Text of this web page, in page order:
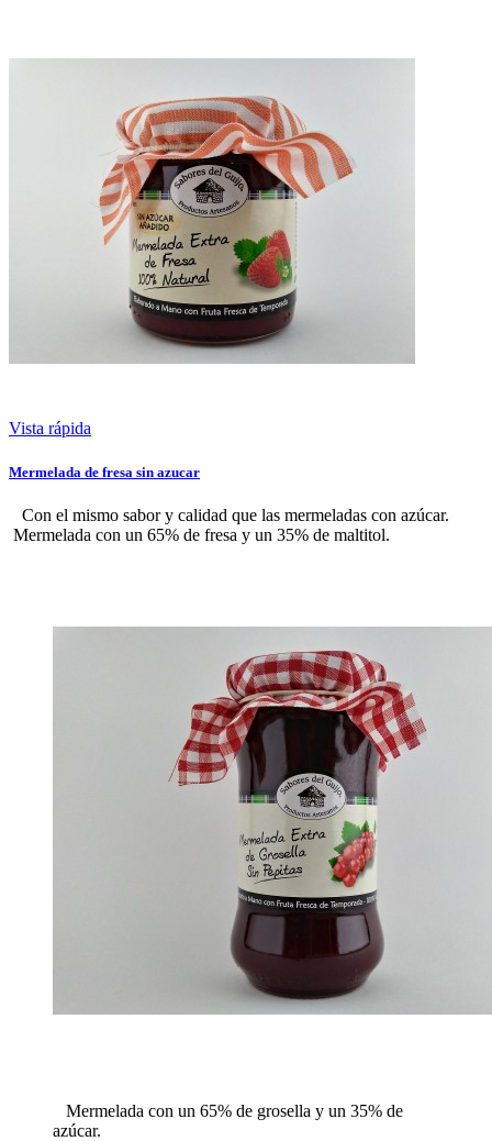
Vista rápida
Mermelada de fresa sin azucar
Con el mismo sabor y calidad que las mermeladas con azúcar.
Mermelada con un 65% de fresa y un 35% de maltitol.
Mermelada con un 65% de grosella y un 35% de
azúcar.